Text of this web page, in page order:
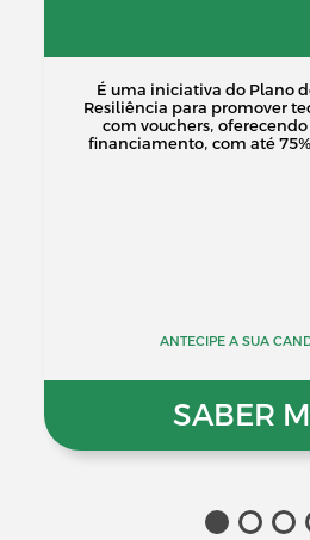
É uma iniciativa do Plano
Resiliência para promover
com vouchers,
financiamento, com até
ANTECIPE A SUA
SABER